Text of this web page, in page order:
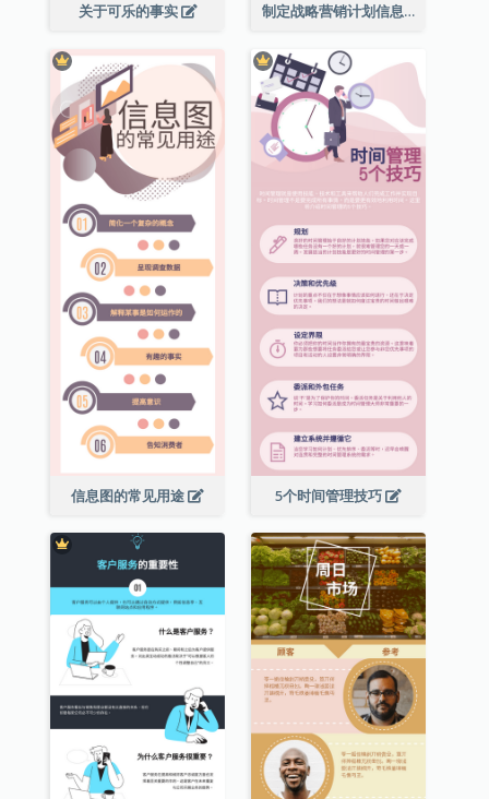
关于可乐的事实 制定战略营销计划信息图表
信息图的常见用途 5个时间管理技巧